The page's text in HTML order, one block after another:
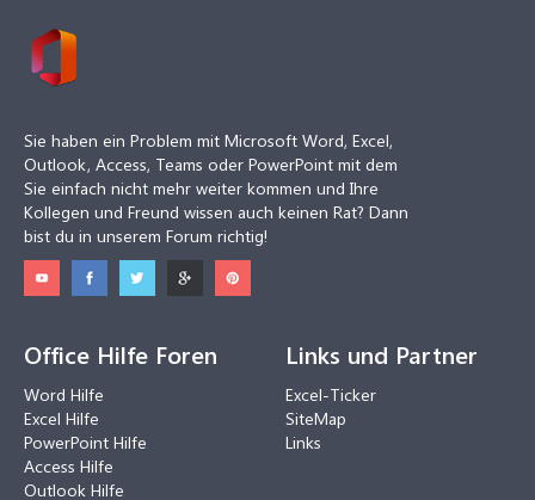
Sie haben ein Problem mit Microsoft Word, Excel,
Outlook, Access, Teams oder PowerPoint mit dem
Sie einfach nicht mehr weiter kommen und Ihre
Kollegen und Freund wissen auch keinen Rat? Dann
bist du in unserem Forum richtig!
Office Hilfe Foren
Word Hilfe
Excel Hilfe
PowerPoint Hilfe
Access Hilfe
Outlook Hilfe
Links und Partner
Excel-Ticker
SiteMap
Links